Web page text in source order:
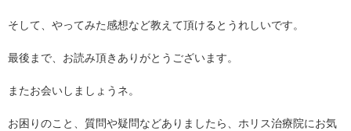
そして、やってみた感想など教えて頂けるとうれしいです。
最後まで、お読み頂きありがとうございます。
またお会いしましょうネ。
お困りのこと、質問や疑問などありましたら、ホリス治療院にお気